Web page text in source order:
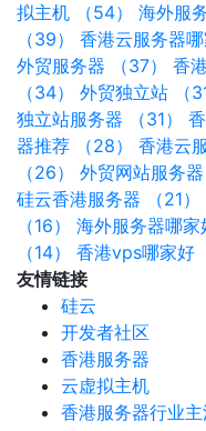
拟主机 （54）
海外服
（39）
香港云服务器哪
外贸服务器 （37）
香
（34）
外贸独立站 （31
独立站服务器 （31）
器推荐 （28）
香港云
（26）
外贸网站服务器
硅云香港服务器 （21）
（16）
海外服务器哪家
（14）
香港vps哪家好
友情链接
硅云
开发者社区
香港服务器
云虚拟主机
香港服务器行业